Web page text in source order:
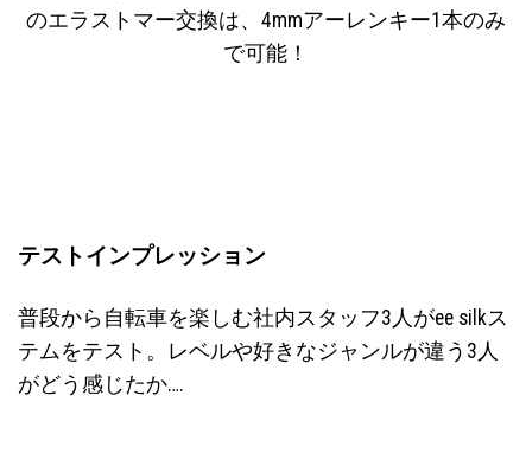
のエラストマー交換は、4mmアーレンキー1本のみ
で可能！
テストインプレッション
普段から自転車を楽しむ社内スタッフ3人がee silkス
テムをテスト。レベルや好きなジャンルが違う3人
がどう感じたか….